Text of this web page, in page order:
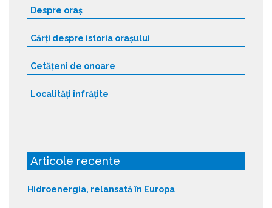
Despre oraș
Cărți despre istoria orașului
Cetățeni de onoare
Localități înfrățite
Articole recente
Hidroenergia, relansată în Europa